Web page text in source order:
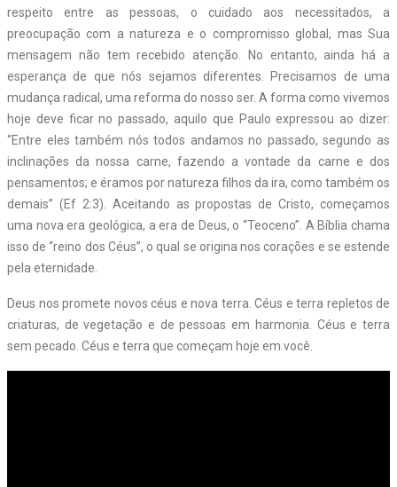
respeito entre as pessoas, o cuidado aos necessitados, a
preocupação com a natureza e o compromisso global, mas Sua
mensagem não tem recebido atenção. No entanto, ainda há a
esperança de que nós sejamos diferentes. Precisamos de uma
mudança radical, uma reforma do nosso ser. A forma como vivemos
hoje deve ficar no passado, aquilo que Paulo expressou ao dizer:
“Entre eles também nós todos andamos no passado, segundo as
inclinações da nossa carne, fazendo a vontade da carne e dos
pensamentos; e éramos por natureza filhos da ira, como também os
demais” (Ef 2:3). Aceitando as propostas de Cristo, começamos
uma nova era geológica, a era de Deus, o “Teoceno”. A Bíblia chama
isso de “reino dos Céus”, o qual se origina nos corações e se estende
pela eternidade.
Deus nos promete novos céus e nova terra. Céus e terra repletos de
criaturas, de vegetação e de pessoas em harmonia. Céus e terra
sem pecado. Céus e terra que começam hoje em você.